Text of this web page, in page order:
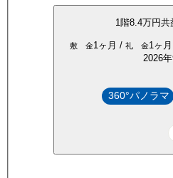
1階8.4万円共
敷 金1ヶ月 / 礼 金1ヶ月
2026
360°パノラマ